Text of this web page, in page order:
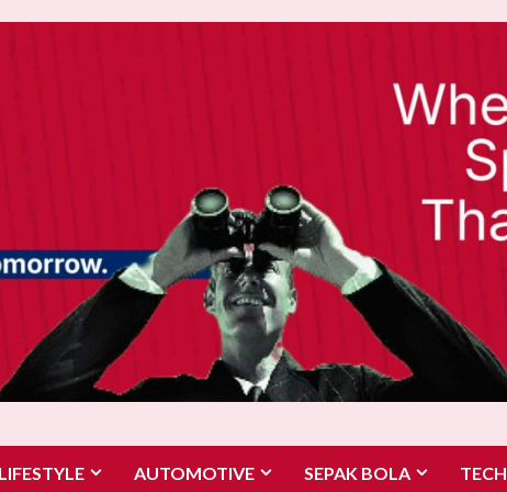
LIFESTYLE AUTOMOTIVE SEPAK BOLA TECH